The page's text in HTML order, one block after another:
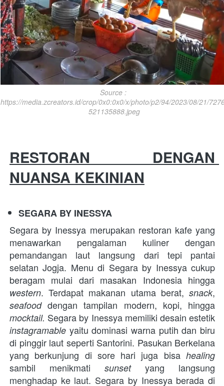
Source :
https://media.zcreators.id/crop/0x0:0x0/x/photo/p2/94/2023/08/21/
521135888.jpeg
RESTORAN DENGAN
NUANSA KEKINIAN
SEGARA BY INESSYA
Segara by Inessya merupakan restoran kafe yang
menawarkan pengalaman kuliner dengan
pemandangan laut langsung dari tepi pantai
selatan Jogja. Menu di Segara by Inessya cukup
western. Terdapat makanan utama berat, snack
seafood
mocktail.
instagramable yaitu dominasi warna putih dan biru
di pinggir laut seperti Santorini. Pasukan Berkelana
yang berkunjung di sore hari juga bisa
sambil menikmati sunset yang langsung
menghadap ke laut. Segara by Inessya berada di